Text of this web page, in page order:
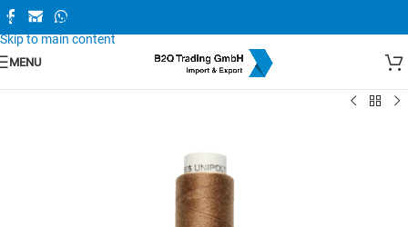
Skip to navigation
Skip to main content
MENU